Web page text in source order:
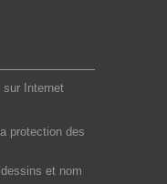
sur Internet
protection des
et nom